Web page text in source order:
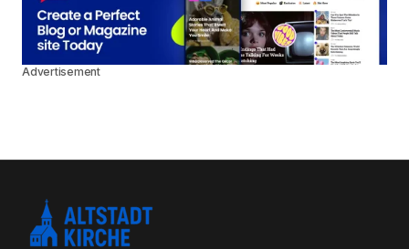
Advertisement